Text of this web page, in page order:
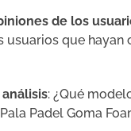
de los
usuarios que
: ¿Qué
Padel Goma